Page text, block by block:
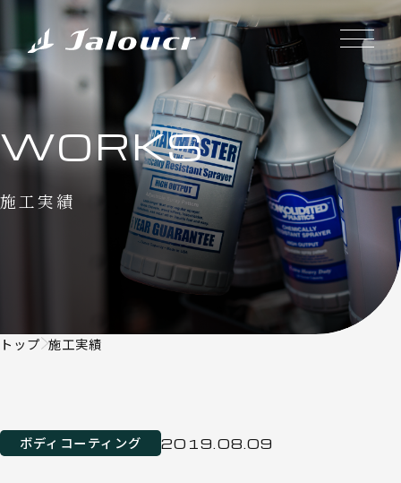
WORKS
施工実績
トップ 施工実績
ボディコーティング 2019.08.09